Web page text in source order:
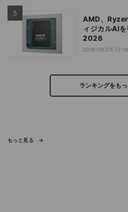
AMD、
ィジカルAI
2026
2026/08/05 12:16
ランキングをも
もっと見る